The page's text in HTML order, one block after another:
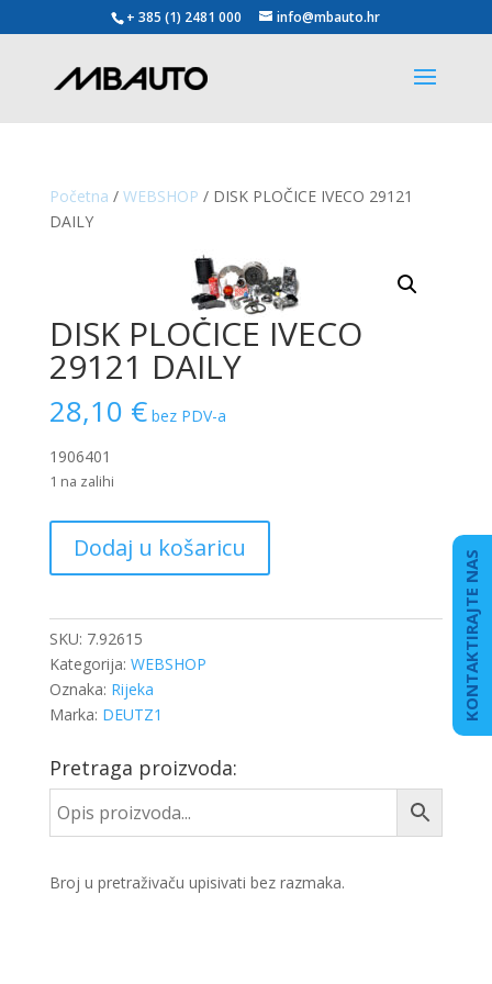
+ 385 (1) 2481 000 info@mbauto.hr
Početna / WEBSHOP / DISK PLOČICE IVECO 29121
DAILY
DISK PLOČICE IVECO
29121 DAILY
28,10 € bez PDV-a
1906401
1 na zalihi
PLOČICE
IVECO
DAILY
količina
Dodaj u košaricu
SKU: 7.92615
Kategorija: WEBSHOP
Oznaka: Rijeka
Marka: DEUTZ1
Pretraga proizvoda:
Broj u pretraživaču upisivati bez razmaka.
KONTAKTIRAJTE NAS